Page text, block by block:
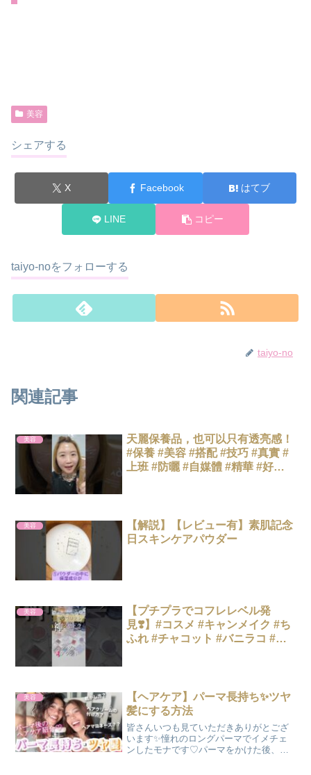
美容
シェアする
X Facebook はてブ
LINE コピー
taiyo-noをフォローする
taiyo-no
関連記事
美容
天麗保養品，也可以只有透亮感！
#保養 #美容 #搭配 #技巧 #真實 #
上班 #防曬 #自媒體 #精華 #好物 #
美容
【解説】【レビュー有】素肌記念
日スキンケアパウダー
美容
【プチプラでコフレレベル発
見❣️】#コスメ #キャンメイク #ち
ふれ #チャコット #バニラコ #プ
美容
【ヘアケア】パーマ長持ち✨ツヤ
髪にする方法
皆さんいつも見ていただきありがとござ
います✨憧れのロングパーマでイメチェ
ンしたモナです♡パーマをかけた後、カ